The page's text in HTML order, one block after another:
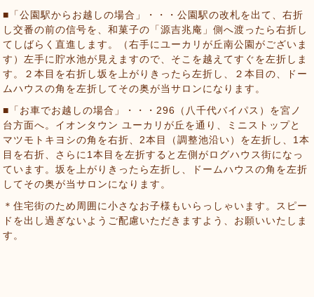
■「公園駅からお越しの場合」・・・公園駅の改札を出て、右折
し交番の前の信号を、和菓子の「源吉兆庵」側へ渡ったら右折し
てしばらく直進します。（右手にユーカリが丘南公園がございま
す）左手に貯水池が見えますので、そこを越えてすぐを左折しま
す。２本目を右折し坂を上がりきったら左折し、２本目の、ドー
ムハウスの角を左折してその奥が当サロンになります。
■「お車でお越しの場合」・・・296（八千代バイパス）を宮ノ
台方面へ。イオンタウン ユーカリが丘を通り、ミニストップと
マツモトキヨシの角を右折、2本目（調整池沿い）を左折し、1本
目を右折、さらに1本目を左折すると左側がログハウス街になっ
ています。坂を上がりきったら左折し、ドームハウスの角を左折
してその奥が当サロンになります。
＊住宅街のため周囲に小さなお子様もいらっしゃいます。スピー
ドを出し過ぎないようご配慮いただきますよう、お願いいたしま
す。